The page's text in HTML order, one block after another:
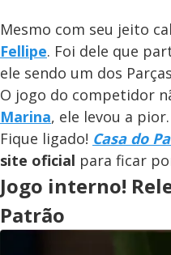
Mesmo com seu jeito
Fellipe. Foi dele que
ele sendo um dos
O jogo do competidor
Marina, ele levou a pior.
Fique ligado! Casa do
site oficial para ficar
Jogo interno!
Patrão